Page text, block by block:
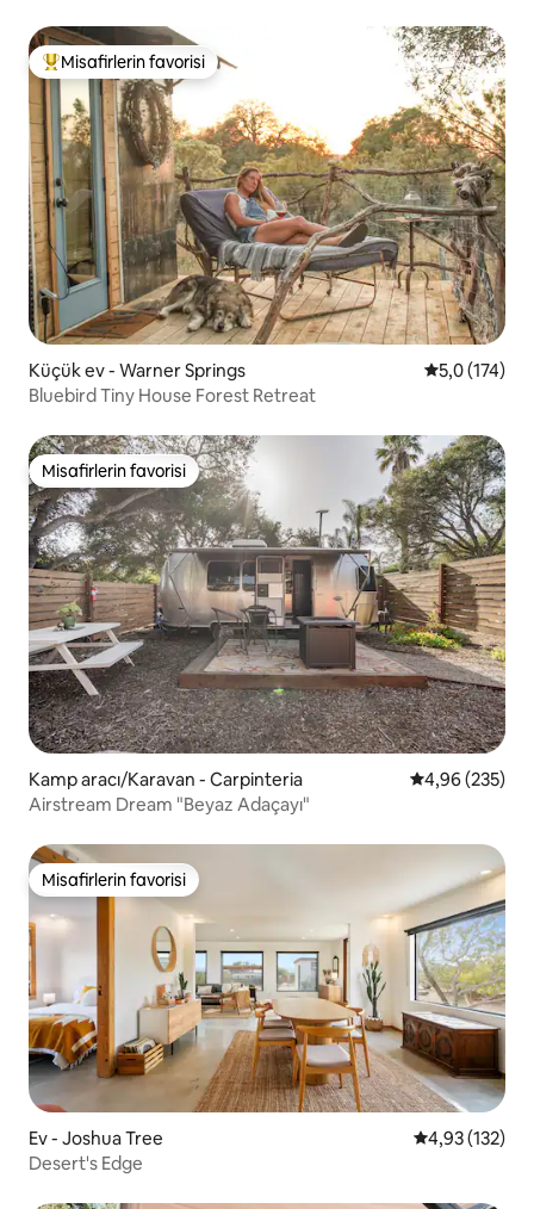
Misafirlerin favorilerinden en beğenilenler arasında
Misafirlerin favorisi
Küçük ev - Warner Springs 5 üzerinden
5,0 (174)
Bluebird Tiny House Forest Retreat
Misafirlerin favorisi
Misafirlerin favorisi
Kamp aracı/Karavan - Carpinteria 5 üzerinden
4,96 (235)
Airstream Dream "Beyaz Adaçayı"
Misafirlerin favorisi
Misafirlerin favorisi
Ev - Joshua Tree 5 üzerinden
4,93 (132)
Desert's Edge